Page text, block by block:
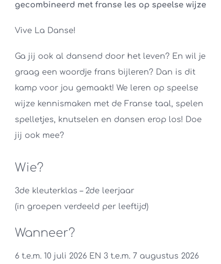
gecombineerd met franse les op speelse wijze
Vive La Danse!
Ga jij ook al dansend door het leven? En wil je
graag een woordje frans bijleren? Dan is dit
kamp voor jou gemaakt! We leren op speelse
wijze kennismaken met de Franse taal, spelen
spelletjes, knutselen en dansen erop los! Doe
jij ook mee?
Wie?
3de kleuterklas– 2de leerjaar
(in groepen verdeeld per leeftijd)
Wanneer?
6 t.e.m. 10 juli 2026 EN 3 t.e.m. 7 augustus 2026